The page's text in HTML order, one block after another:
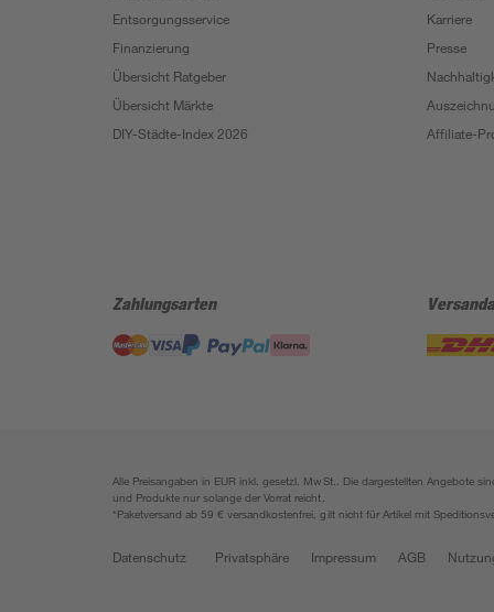
Entsorgungsservice
Finanzierung
Übersicht Ratgeber
Übersicht Märkte
DIY-Städte-Index 2026
Karriere
Presse
Affiliate-
Zahlungsarten
Alle Preisangaben in EUR inkl. gesetzl. MwSt.. Die dargestellten Angebote
und Produkte nur solange der Vorrat reicht.
*Paketversand ab 59 € versandkostenfrei, gilt nicht für Artikel mit
Datenschutz Privatsphäre Impressum AGB